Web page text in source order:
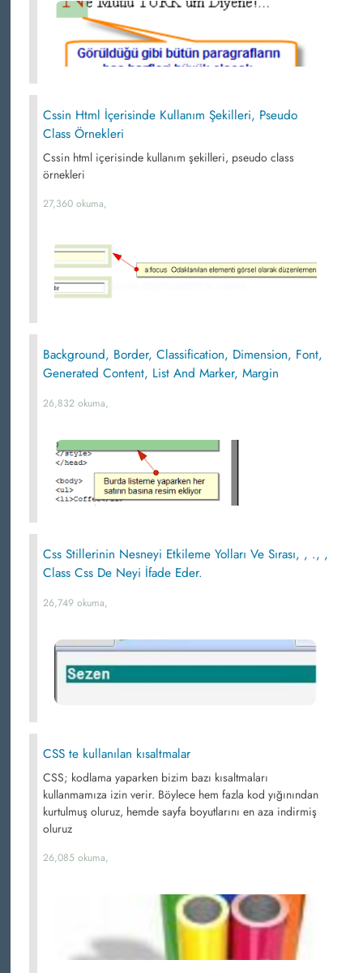
Cssin Html İçerisinde Kullanım Şekilleri, Pseudo
Class Örnekleri
Cssin html içerisinde kullanım şekilleri, pseudo class
örnekleri
27,360 okuma,
Background, Border, Classification, Dimension, Font,
Generated Content, List And Marker, Margin
26,832 okuma,
Css Stillerinin Nesneyi Etkileme Yolları Ve Sırası, , ., ,
Class Css De Neyi İfade Eder.
26,749 okuma,
CSS te kullanılan kısaltmalar
CSS; kodlama yaparken bizim bazı kısaltmaları
kullanmamıza izin verir. Böylece hem fazla kod yığınından
kurtulmuş oluruz, hemde sayfa boyutlarını en aza indirmiş
oluruz
26,085 okuma,